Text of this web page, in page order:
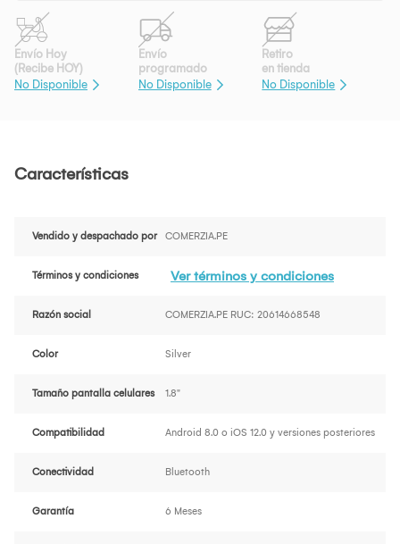
Envío Hoy
(Recibe HOY)
No Disponible
Envío
programado
No Disponible
Retiro
en tienda
No Disponible
Características
Vendido y despachado por COMERZIA.PE
Términos y condiciones Ver términos y condiciones
Razón social COMERZIA.PE RUC: 20614668548
Color Silver
Tamaño pantalla celulares 1.8"
Compatibilidad Android 8.0 o iOS 12.0 y versiones posteriores
Conectividad Bluetooth
Garantía 6 Meses